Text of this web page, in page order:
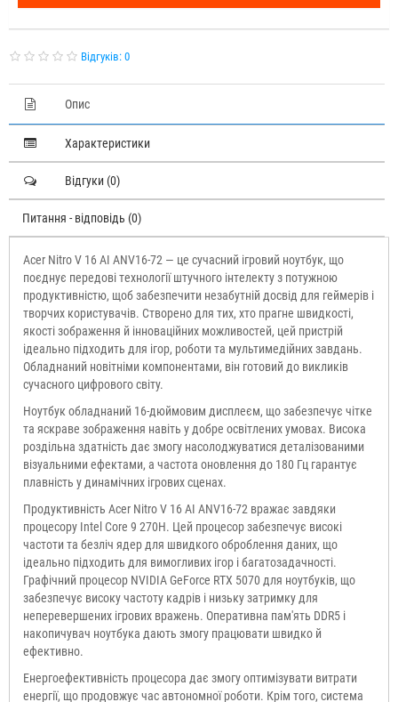
Відгуків: 0
Опис
Характеристики
Відгуки (0)
Питання - відповідь (0)
Acer Nitro V 16 AI ANV16-72 — це сучасний ігровий ноутбук, що
поєднує передові технології штучного інтелекту з потужною
продуктивністю, щоб забезпечити незабутній досвід для геймерів і
творчих користувачів. Створено для тих, хто прагне швидкості,
якості зображення й інноваційних можливостей, цей пристрій
ідеально підходить для ігор, роботи та мультимедійних завдань.
Обладнаний новітніми компонентами, він готовий до викликів
сучасного цифрового світу.
Ноутбук обладнаний 16-дюймовим дисплеєм, що забезпечує чітке
та яскраве зображення навіть у добре освітлених умовах. Висока
роздільна здатність дає змогу насолоджуватися деталізованими
візуальними ефектами, а частота оновлення до 180 Гц гарантує
плавність у динамічних ігрових сценах.
Продуктивність Acer Nitro V 16 AI ANV16-72 вражає завдяки
процесору Intel Core 9 270H. Цей процесор забезпечує високі
частоти та безліч ядер для швидкого оброблення даних, що
ідеально підходить для вимогливих ігор і багатозадачності.
Графічний процесор NVIDIA GeForce RTX 5070 для ноутбуків, що
забезпечує високу частоту кадрів і низьку затримку для
неперевершених ігрових вражень. Оперативна пам'ять DDR5 і
накопичувач ноутбука дають змогу працювати швидко й
ефективно.
Енергоефективність процесора дає змогу оптимізувати витрати
енергії, що продовжує час автономної роботи. Крім того, система